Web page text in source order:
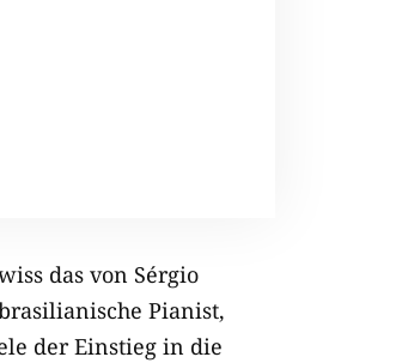
das von Sérgio
Pianist,
der Einstieg in die